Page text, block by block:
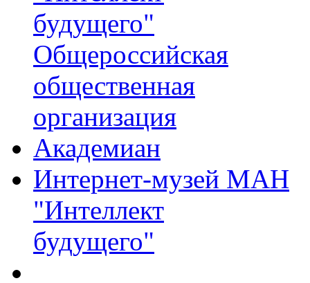
будущего"
Общероссийская
общественная
организация
Академиан
Интернет-музей МАН
"Интеллект
будущего"